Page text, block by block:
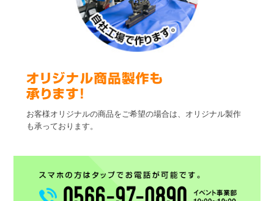
お客様オリジナルの商品をご希望の場合は、オリジナル製作
も承っております。